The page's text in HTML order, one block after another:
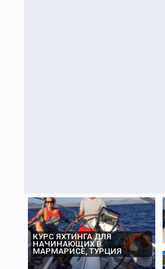
КУРС ЯХТИНГА ДЛЯ
НАЧИНАЮЩИХ В
МАРМАРИСЕ, ТУРЦИЯ